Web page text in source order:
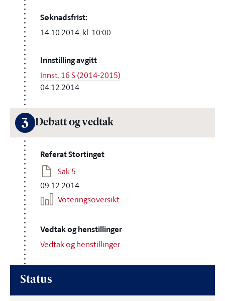
Søknadsfrist:
14.10.2014, kl. 10:00
Innstilling avgitt
Innst. 16 S (2014-2015)
04.12.2014
3 Debatt og vedtak
Referat Stortinget
Sak 5
09.12.2014
Voteringsoversikt
Vedtak og henstillinger
Vedtak og henstillinger
Status